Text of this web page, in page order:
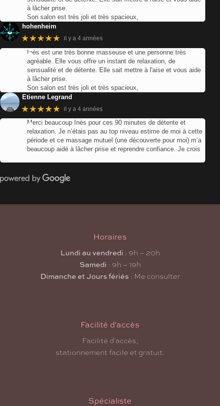
à lâcher prise.
Son salon est très joli et très spacieux,
hohenheim
★★★★★ il y a 4 années
Inès est une très bonne masseuse et une personne très
agréable. Elle vous offre un instant de relaxation, de
sensualité et de détente. Elle sait mettre à l'aise et vous aide
à lâcher prise.
Son salon est très joli et très spacieux,
Etienne Legrand
★★★★★ il y a 4 années
Merci beaucoup Inès pour ces 90 minutes de détente et
relaxation. Je n’étais pas au top niveau estime de moi à cette
période et ce massage mutuel (une découverte pour moi) m’a
beaucoup aidé à lâcher prise et reprendre confiance. Je crois
Horaires
Lundi au vendredi : 9h – 20h
Samedi : 9h – 19h
Dimanche et Jours fériés: Me consulter
Facilité d'accès
Facilité d’accès,
stationnement facile et gratuit.
Spécialiste